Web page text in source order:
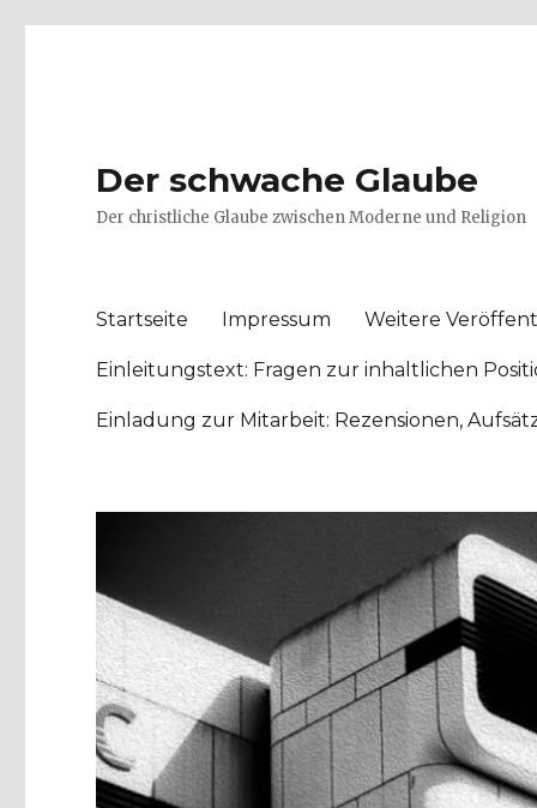
Der schwache Glaube
Der christliche Glaube zwischen Moderne und Religion
Startseite Impressum Weitere
Einleitungstext: Fragen zur inhaltlichen
Einladung zur Mitarbeit: Rezensionen,